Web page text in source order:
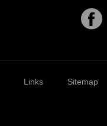
Links Sitemap